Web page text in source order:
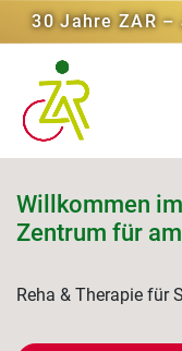
30 Jahre ZAR
Willkommen
Zentrum für
Reha & Therapie für